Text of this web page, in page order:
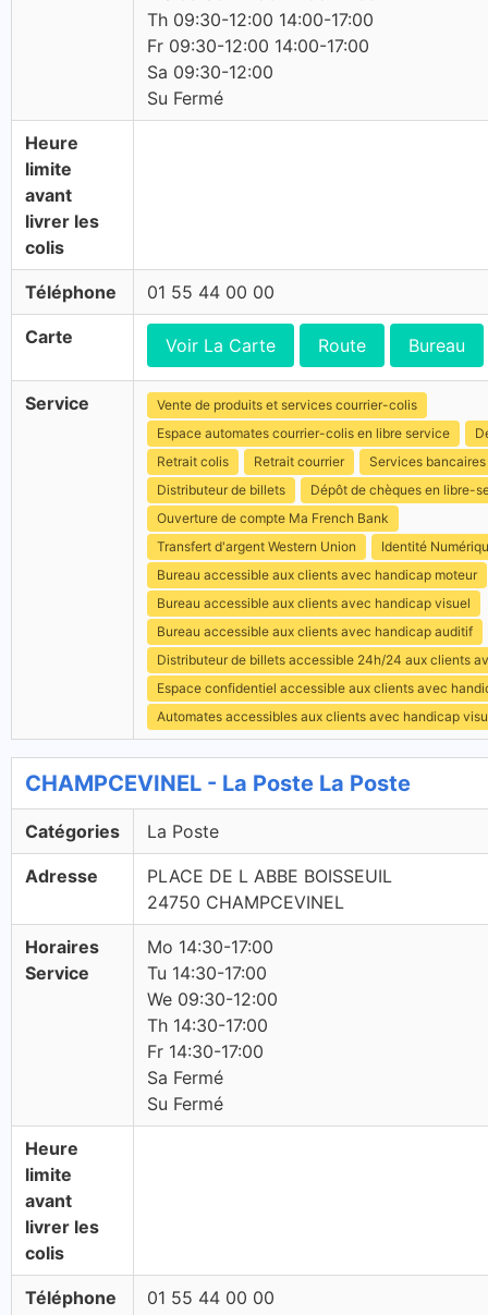
Th 09:30-12:00 14:00-17:00
Fr 09:30-12:00 14:00-17:00
Sa 09:30-12:00
Su Fermé
Heure
limite
avant
livrer les
colis
Téléphone 01 55 44 00 00
Carte Voir La Carte Route Bureau
Service
Vente de produits et services courrier-colis
Espace automates courrier-colis en libre service
Retrait colis
Retrait courrier
Services bancaires
Distributeur de billets
Dépôt de chèques en libre-
Ouverture de compte Ma French Bank
Transfert d'argent Western Union
Identité
Bureau accessible aux clients avec handicap moteur
Bureau accessible aux clients avec handicap visuel
Bureau accessible aux clients avec handicap auditif
Distributeur de billets accessible 24h/24 aux clients
Espace confidentiel accessible aux clients avec
Automates accessibles aux clients avec handicap
CHAMPCEVINEL - La Poste La Poste
Catégories La Poste
Adresse
PLACE DE L ABBE BOISSEUIL
24750 CHAMPCEVINEL
Horaires
Service
Mo 14:30-17:00
Tu 14:30-17:00
We 09:30-12:00
Th 14:30-17:00
Fr 14:30-17:00
Sa Fermé
Su Fermé
Heure
limite
avant
livrer les
colis
Téléphone 01 55 44 00 00